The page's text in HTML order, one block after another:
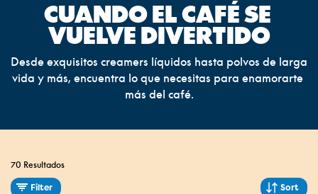
CUANDO EL CAFÉ SE
VUELVE DIVERTIDO
Desde exquisitos creamers líquidos hasta polvos de larga
vida y más, encuentra lo que necesitas para enamorarte
más del café.
70 Resultados
Filter Sort